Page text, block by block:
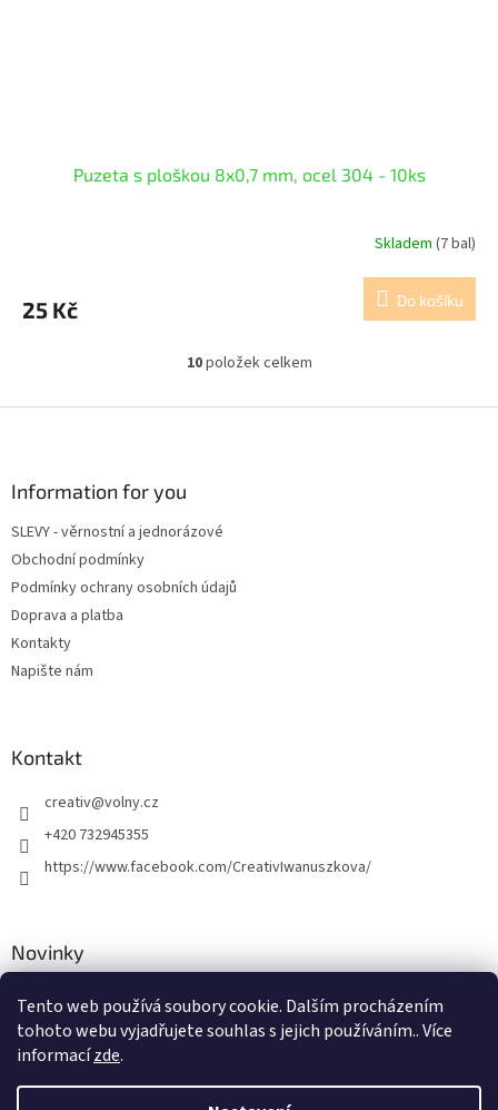
Tento web používá soubory cookie. Dalším procházením
tohoto webu vyjadřujete souhlas s jejich používáním.. Více
informacízde.
Puzeta s ploškou 8x0,7 mm, ocel 304 - 10ks
Skladem (7 bal)
25 Kč Do košíku
O
l
10položek celkem
Information for you
SLEVY - věrnostní a jednorázové
Obchodní podmínky
Podmínky ochrany osobních údajů
Doprava a platba
Kontakty
Napište nám
Kontakt
creativ@volny.cz
+420 732945355
https://www.facebook.com/CreativIwanuszkova/
Novinky
30.8.2018